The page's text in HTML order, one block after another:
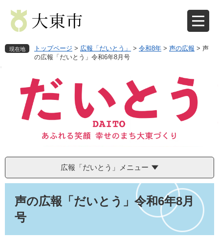
先
を 現在地 トップページ > 広報「だいとう」 > 令和8年 > 声の広報 > 声
の広報「だいとう」令和6年8月号
広報「だいとう」メニュー
声の広報「だいとう」令和6年8月
号